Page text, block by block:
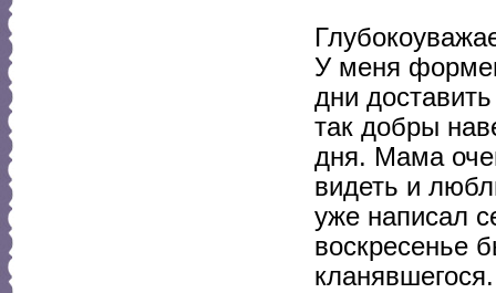
У меня
дни
так добры
дня. Мама
видеть и
уже написал
воскресенье
кланявшегося.